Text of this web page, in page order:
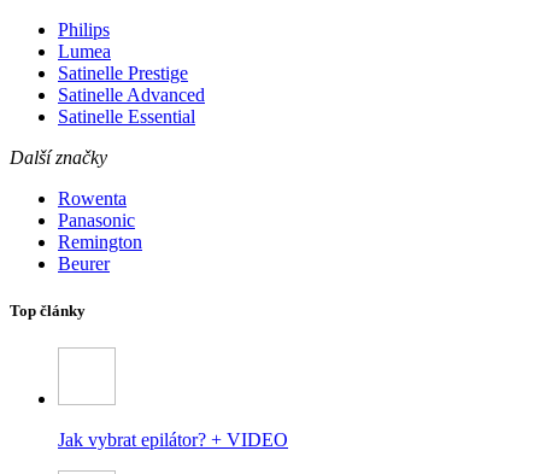
Philips
Lumea
Satinelle Prestige
Satinelle Advanced
Satinelle Essential
Další značky
Rowenta
Panasonic
Remington
Beurer
Top články
Jak vybrat epilátor? + VIDEO